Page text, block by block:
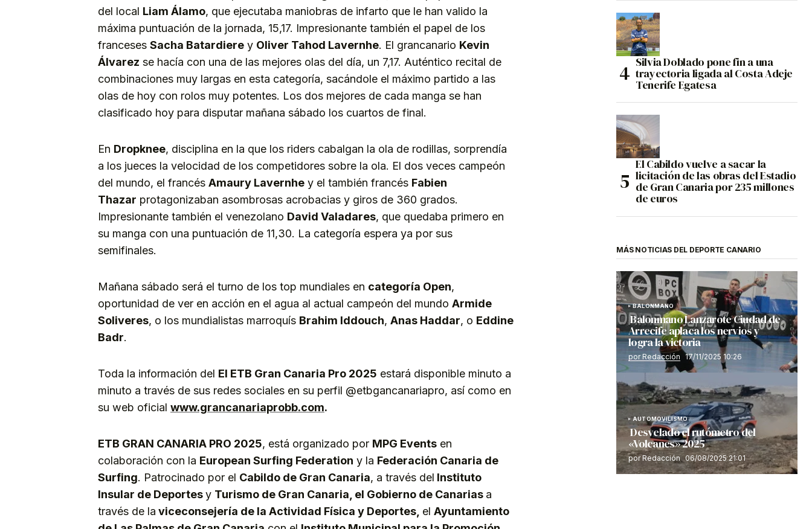
del local Liam Álamo, que ejecutaba maniobras de infarto que le han valido la
máxima puntuación de la jornada, 15,17. Impresionante también el papel de los
franceses Sacha Batardiere y Oliver Tahod Lavernhe. El grancanario Kevin
Álvarez se hacía con una de las mejores olas del día, un 7,17. Auténtico recital de
combinaciones muy largas en esta categoría, sacándole el máximo partido a las
olas de hoy con rolos muy potentes. Los dos mejores de cada manga se han
clasificado hoy para disputar mañana sábado los cuartos de final.
En Dropknee, disciplina en la que los riders cabalgan la ola de rodillas, sorprendía
a los jueces la velocidad de los competidores sobre la ola. El dos veces campeón
del mundo, el francés Amaury Lavernhe y el también francés Fabien
Thazar protagonizaban asombrosas acrobacias y giros de 360 grados.
Impresionante también el venezolano David Valadares, que quedaba primero en
su manga con una puntuación de 11,30. La categoría espera ya por sus
semifinales.
Mañana sábado será el turno de los top mundiales en categoría Open,
oportunidad de ver en acción en el agua al actual campeón del mundo Armide
Soliveres, o los mundialistas marroquís Brahim Iddouch, Anas Haddar, o Eddine
Badr.
Toda la información del El ETB Gran Canaria Pro 2025 estará disponible minuto a
minuto a través de sus redes sociales en su perfil @etbgancanariapro, así como en
su web oficial www.grancanariaprobb.com.
ETB GRAN CANARIA PRO 2025, está organizado por MPG Events en
colaboración con la European Surfing Federation y la Federación Canaria de
Surfing. Patrocinado por el Cabildo de Gran Canaria, a través del Instituto
Insular de Deportesy Turismo de Gran Canaria, el Gobierno de Canarias a
través de la viceconsejería de la Actividad Física y Deportes, el Ayuntamiento
Silvia Doblado pone fin a una
trayectoria ligada al Costa Adeje
Tenerife Egatesa
El Cabildo vuelve a sacar la
licitación de las obras del Estadio
de Gran Canaria por 235 millones
de euros
MÁS NOTICIAS DEL DEPORTE CANARIO
BALONMANO
Balonmano Lanzarote Ciudad de
Arrecife aplaca los nervios y
logra la victoria
por Redacción 17/11/2025 10:26
AUTOMOVILISMO
Desvelado el rutómetro del
«Volcanes» 2025
por Redacción 06/08/2025 21:01